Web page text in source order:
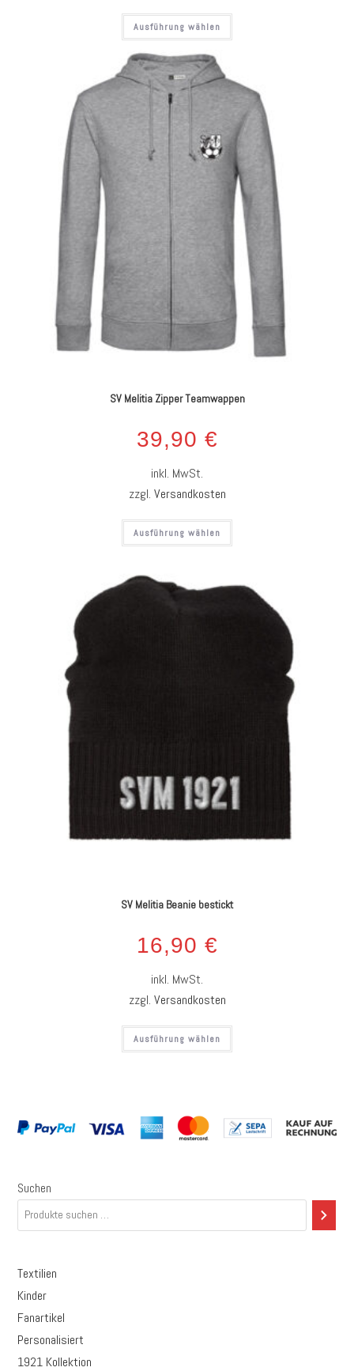
Ausführung wählen
SV Melitia Zipper Teamwappen
39,90 €
inkl. MwSt.
zzgl. Versandkosten
Ausführung wählen
SV Melitia Beanie bestickt
16,90 €
inkl. MwSt.
zzgl. Versandkosten
Ausführung wählen
Suchen
Textilien
Kinder
Fanartikel
Personalisiert
1921 Kollektion